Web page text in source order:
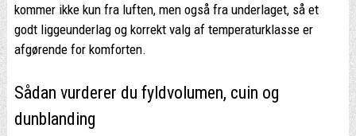
kommer ikke kun fra luften, men også fra underlaget, så et
godt liggeunderlag og korrekt valg af temperaturklasse er
afgørende for komforten.
Sådan vurderer du fyldvolumen, cuin og
dunblanding